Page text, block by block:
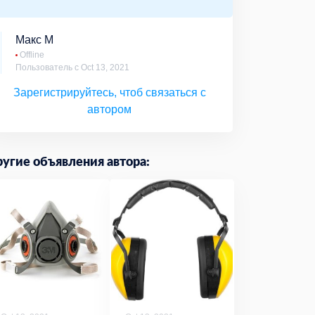
Макс М
Offline
Пользователь с Oct 13, 2021
Зарегистрируйтесь, чтоб связаться с
автором
объявления автора: